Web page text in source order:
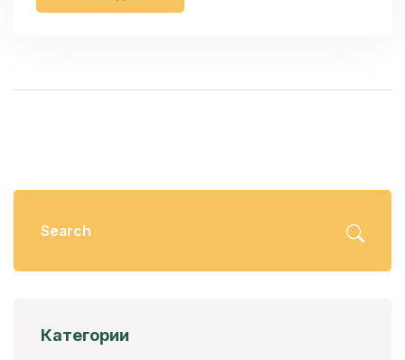
своей функциональностью и инновациями.
Категории